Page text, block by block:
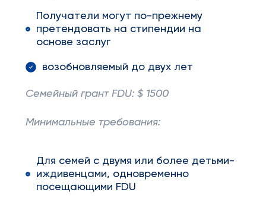
Получатели могут по-прежнему
претендовать на стипендии на
основе заслуг
возобновляемый до двух лет
Семейный грант FDU: $ 1500
Минимальные требования:
Для семей с двумя или более детьми-
иждивенцами, одновременно
посещающими FDU